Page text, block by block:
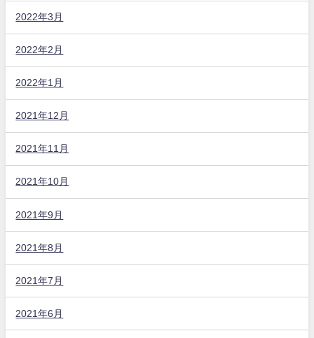
2022年3月
2022年2月
2022年1月
2021年12月
2021年11月
2021年10月
2021年9月
2021年8月
2021年7月
2021年6月